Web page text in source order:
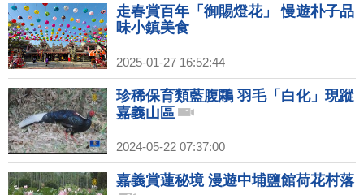
走春賞百年「御賜燈花」 慢遊朴子品
味小鎮美食
2025-01-27 16:52:44
珍稀保育類藍腹鷴 羽毛「白化」現蹤
嘉義山區
2024-05-22 07:37:00
嘉義賞蓮秘境 漫遊中埔鹽館荷花村落